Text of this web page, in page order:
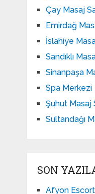
Çay Masaj
Emirdağ
İslahiye
Sandıklı
Sinanpaşa
Spa Merkezi
Şuhut Masaj
Sultandağı
SON
Afyon